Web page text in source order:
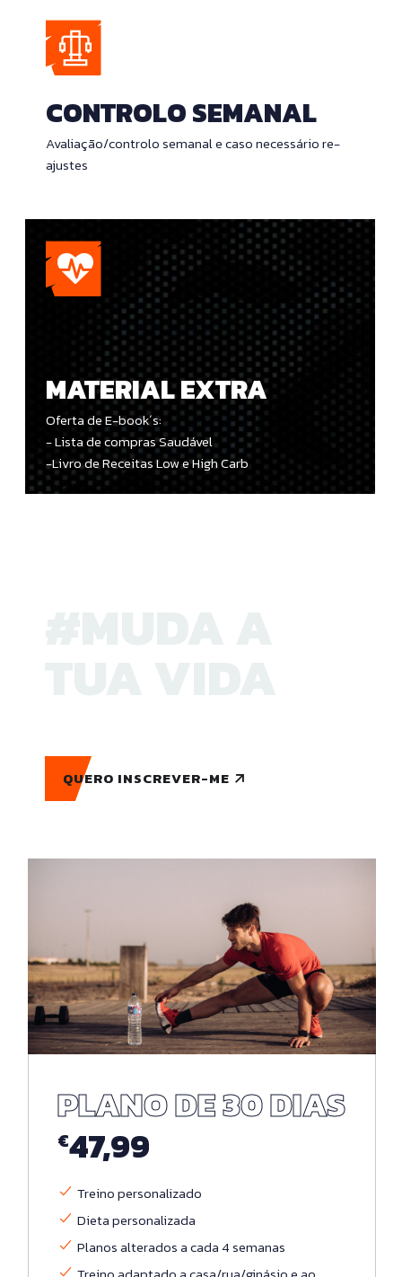
CONTROLO SEMANAL
Avaliação/controlo semanal e caso necessário re-
ajustes
MATERIAL EXTRA
Oferta de E-book´s:
- Lista de compras Saudável
-Livro de Receitas Low e High Carb
QUERO INSCREVER-ME
PLANO DE 30 DIAS
€47,99
Treino personalizado
Dieta personalizada
Planos alterados a cada 4 semana​s